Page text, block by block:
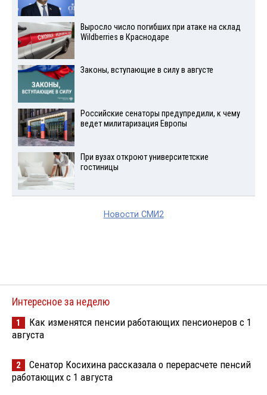
Выросло число погибших при атаке на склад
Wildberries в Краснодаре
Законы, вступающие в силу в августе
Российские сенаторы предупредили, к чему
ведет милитаризация Европы
При вузах откроют университетские
гостиницы
Новости СМИ2
Интересное за неделю
1
Как изменятся пенсии работающих пенсионеров с 1
августа
2
Сенатор Косихина рассказала о перерасчете пенсий
работающих с 1 августа